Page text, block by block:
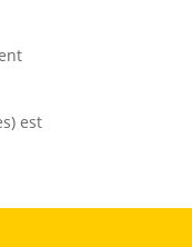
est